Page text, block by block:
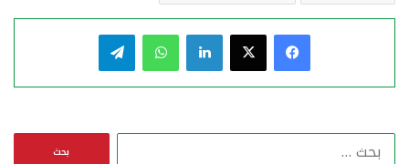
فيسبوك لينكدإن واتساب